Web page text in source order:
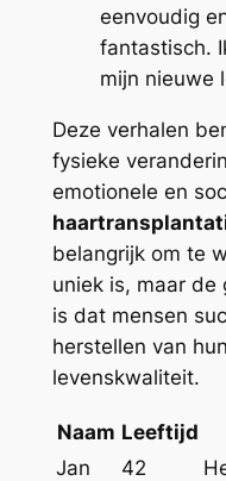
eenvoudig
fantastisch.
mijn nieuwe
Deze verhalen
fysieke
emotionele en
belangrijk om te
uniek is, maar de
is dat mensen
herstellen van
levenskwaliteit.
Naam Leeftijd
Jan
42